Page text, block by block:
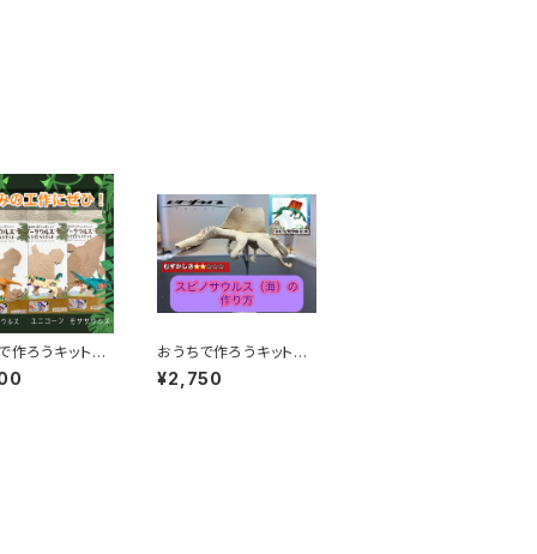
作ろうキット
ウルス®︎
おうちで作ろうキットス
ピノサウルス（海）
¥2,750